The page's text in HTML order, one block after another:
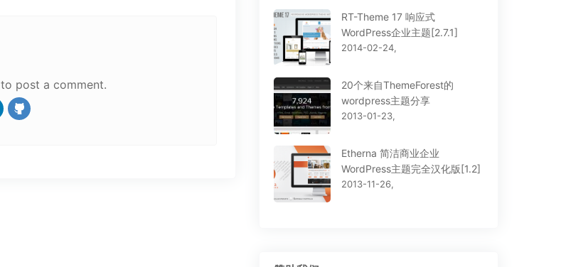
to post a comment.
RT-Theme 17 响应式
WordPress企业主题[2.7.1]
2014-02-24,
20个来自ThemeForest的
wordpress主题分享
2013-01-23,
Etherna 简洁商业企业
WordPress主题完全汉化版[1.2]
2013-11-26,